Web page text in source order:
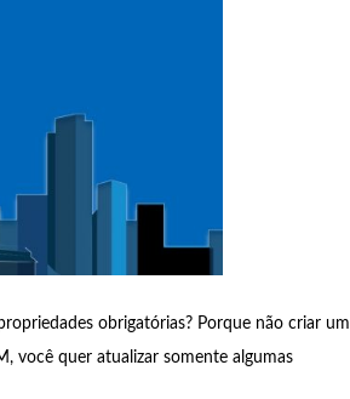
obrigatórias? Porque não criar um
você quer atualizar somente algumas